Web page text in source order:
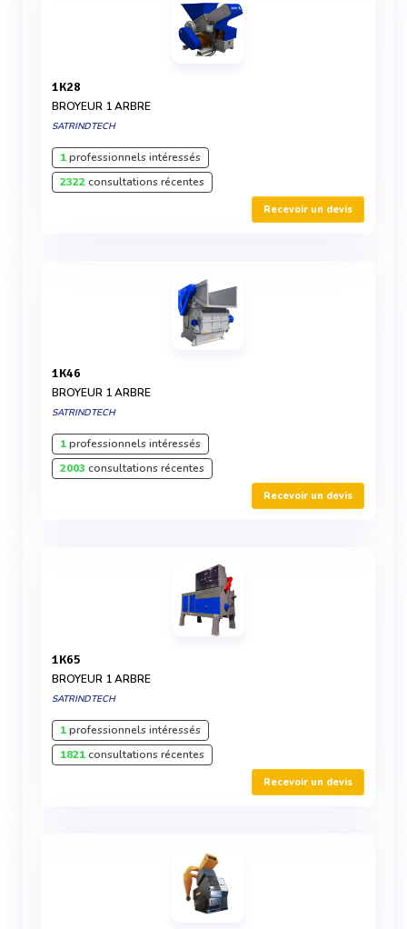
1K28
BROYEUR 1 ARBRE
SATRINDTECH
1professionnels intéressés
2322consultations récentes
Recevoir un devis
1K46
BROYEUR 1 ARBRE
SATRINDTECH
1professionnels intéressés
2003 consultations récentes
Recevoir un devis
1K65
BROYEUR 1 ARBRE
SATRINDTECH
1professionnels intéressés
1821consultations récentes
Recevoir un devis